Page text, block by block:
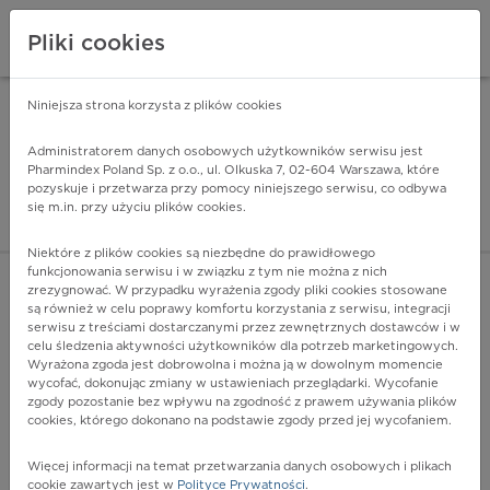
Pharmindex - lider
ZALOGUJ SIĘ
M48 - Inne choroby kręgosłupa
Więcej na lekiicd10.pl
Pliki cookies
Niniejsza strona korzysta z plików cookies
Administratorem danych osobowych użytkowników serwisu jest
Pharmindex Poland Sp. z o.o., ul. Olkuska 7, 02-604 Warszawa, które
pozyskuje i przetwarza przy pomocy niniejszego serwisu, co odbywa
się m.in. przy użyciu plików cookies.
Niektóre z plików cookies są niezbędne do prawidłowego
funkcjonowania serwisu i w związku z tym nie można z nich
zrezygnować. W przypadku wyrażenia zgody pliki cookies stosowane
są również w celu poprawy komfortu korzystania z serwisu, integracji
serwisu z treściami dostarczanymi przez zewnętrznych dostawców i w
celu śledzenia aktywności użytkowników dla potrzeb marketingowych.
Wyrażona zgoda jest dobrowolna i można ją w dowolnym momencie
wycofać, dokonując zmiany w ustawieniach przeglądarki. Wycofanie
zgody pozostanie bez wpływu na zgodność z prawem używania plików
cookies, którego dokonano na podstawie zgody przed jej wycofaniem.
Więcej informacji na temat przetwarzania danych osobowych i plikach
cookie zawartych jest w Polityce Prywatności.
ZA DARMO - w Google Play INSTALUJ